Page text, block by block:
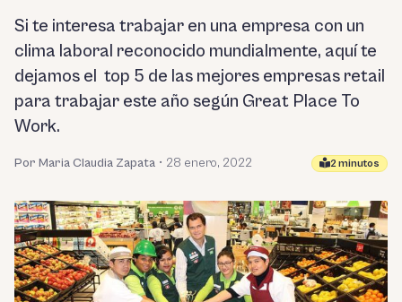
Si te interesa trabajar en una empresa con un
clima laboral reconocido mundialmente, aquí te
dejamos el top 5 de las mejores empresas retail
para trabajar este año según Great Place To
Work.
Por Maria Claudia Zapata • 28 enero, 2022 2 minutos